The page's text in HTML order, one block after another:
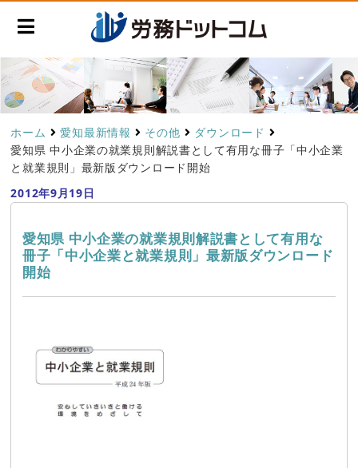
ホーム 愛知最新情報 その他
ダウンロード
愛知県 中小企業の就業規則解説書として有用な冊子「中小企業
と就業規則」最新版ダウンロード開始
2012年9月19日
愛知県 中小企業の就業規則解説書として有用な
冊子「中小企業と就業規則」最新版ダウンロード
開始